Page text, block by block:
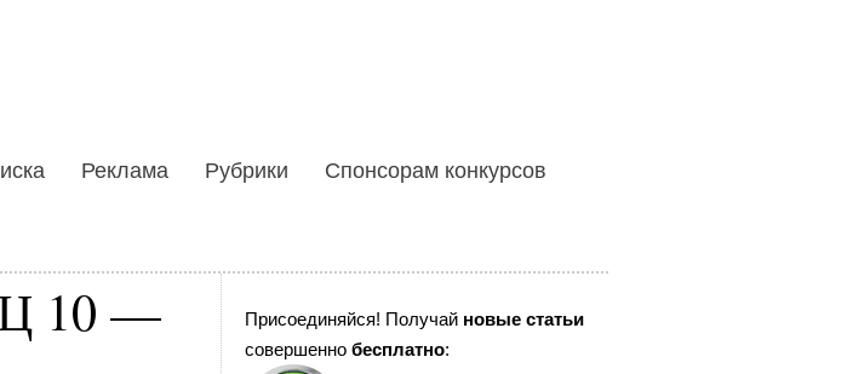
Реклама Рубрики Спонсорам конкурсов
10 — Присоединяйся! Получай новые статьи
совершенно бесплатно: